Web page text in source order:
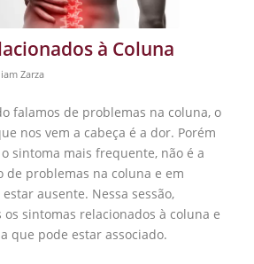
à Coluna
Zarza
falamos de problemas na coluna, o
nos vem a cabeça é a dor. Porém
sintoma mais frequente, não é a
de problemas na coluna e em
ausente. Nessa sessão,
sintomas relacionados à coluna e
que pode estar associado.